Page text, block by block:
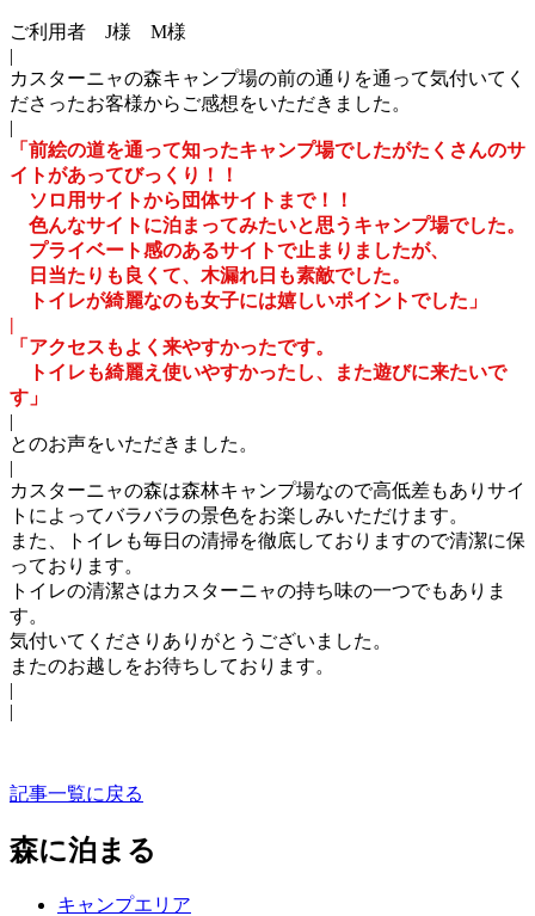
ご利用者 J様 M様
|
カスターニャの森キャンプ場の前の通りを通って気付いてく
ださったお客様からご感想をいただきました。
|
「前絵の道を通って知ったキャンプ場でしたがたくさんのサ
イトがあってびっくり！！
ソロ用サイトから団体サイトまで！！
色んなサイトに泊まってみたいと思うキャンプ場でした。
プライベート感のあるサイトで止まりましたが、
日当たりも良くて、木漏れ日も素敵でした。
トイレが綺麗なのも女子には嬉しいポイントでした」
|
「アクセスもよく来やすかったです。
トイレも綺麗え使いやすかったし、また遊びに来たいで
す」
|
とのお声をいただきました。
|
カスターニャの森は森林キャンプ場なので高低差もありサイ
トによってバラバラの景色をお楽しみいただけます。
また、トイレも毎日の清掃を徹底しておりますので清潔に保
っております。
トイレの清潔さはカスターニャの持ち味の一つでもありま
す。
気付いてくださりありがとうございました。
またのお越しをお待ちしております。
|
|
記事一覧に戻る
森に泊まる
キャンプエリア